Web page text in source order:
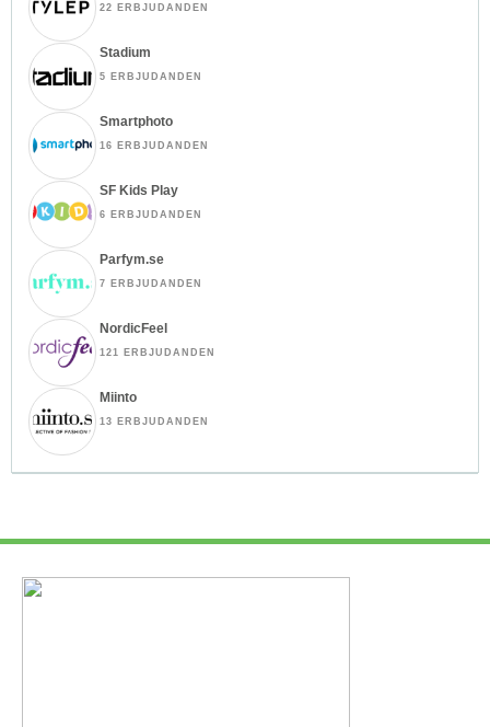
22 ERBJUDANDEN
Stadium
5 ERBJUDANDEN
Smartphoto
16 ERBJUDANDEN
SF Kids Play
6 ERBJUDANDEN
Parfym.se
7 ERBJUDANDEN
NordicFeel
121 ERBJUDANDEN
Miinto
13 ERBJUDANDEN